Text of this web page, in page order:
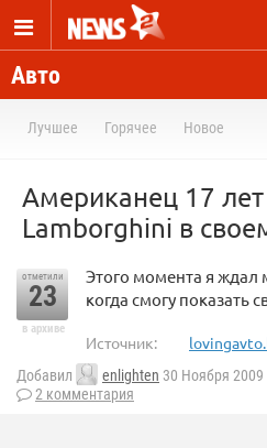
Авто
Лучшее Горячее Новое
Американец 17 лет
Lamborghini в
отметили
23
в архиве
Этого момента я ждал
когда смогу показать
Источник:
Добавил enlighten 30 Ноября 2009
2 комментария